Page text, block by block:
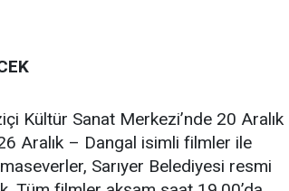
Kültür Sanat Merkezi’nde 20 Aralık
Aralık – Dangal isimli filmler ile
Sarıyer Belediyesi resmi